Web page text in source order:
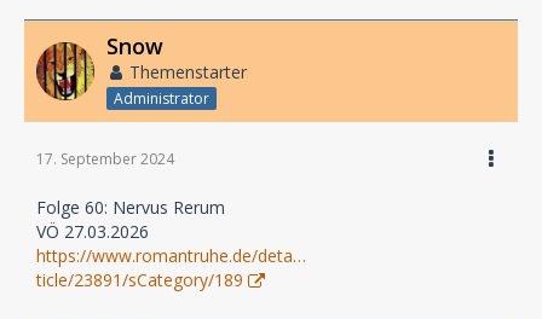
Snow
Themenstarter
Administrator
17. September 2024
Folge 60: Nervus Rerum
VÖ 27.03.2026
https://www.romantruhe.de/deta…
ticle/23891/sCategory/189